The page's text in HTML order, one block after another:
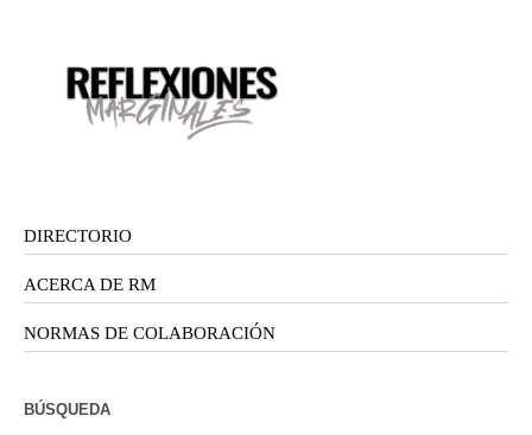
DIRECTORIO
ACERCA DE RM
NORMAS DE COLABORACIÓN
BÚSQUEDA